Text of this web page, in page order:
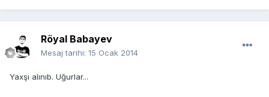
Röyal Babayev
Mesaj tarihi: 15 Ocak 2014
Yaxşı alınıb. Uğurlar...